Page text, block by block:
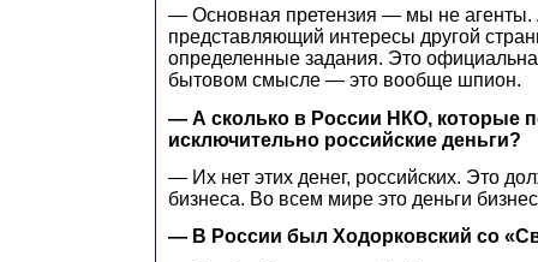
— Основная претензия — мы не агенты.
представляющий интересы другой
определенные задания. Это
бытовом смысле — это вообще шпион.
— А сколько в России НКО, которые
исключительно российские деньги?
— Их нет этих денег, российских. Это
бизнеса. Во всем мире это деньги
— В России был Ходорковский со